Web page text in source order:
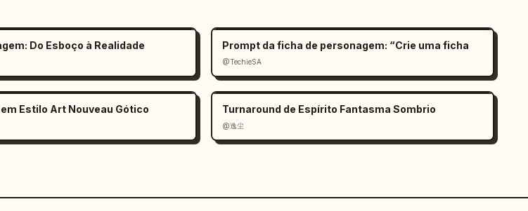
Do Esboço à Realidade Prompt da ficha de personagem: “Crie uma ficha
@TechieSA
Estilo Art Nouveau Gótico Turnaround de Espírito Fantasma Sombrio
@逸尘